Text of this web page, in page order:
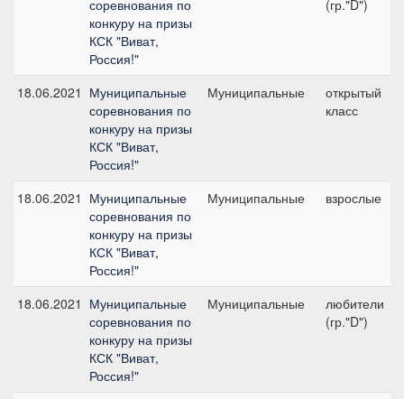
соревнования по
конкуру на призы
КСК "Виват,
Россия!"
(гр."D")
18.06.2021 Муниципальные
соревнования по
конкуру на призы
КСК "Виват,
Россия!"
Муниципальные
открытый
класс
18.06.2021 Муниципальные
соревнования по
конкуру на призы
КСК "Виват,
Россия!"
Муниципальные взрослые
18.06.2021 Муниципальные
соревнования по
конкуру на призы
КСК "Виват,
Россия!"
Муниципальные
любители
(гр."D")